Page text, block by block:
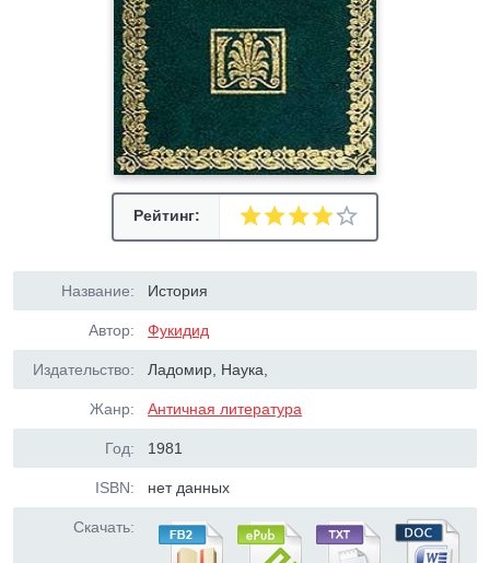
Рейтинг:
Название: История
Автор: Фукидид
Издательство: Ладомир, Наука,
Жанр: Античная литература
Год: 1981
ISBN: нет данных
Скачать: